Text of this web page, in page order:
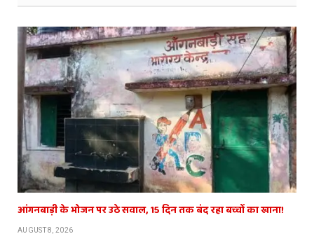
आंगनबाड़ी के भोजन पर उठे सवाल, 15 दिन तक बंद रहा बच्चों का खाना!
AUGUST 8, 2026